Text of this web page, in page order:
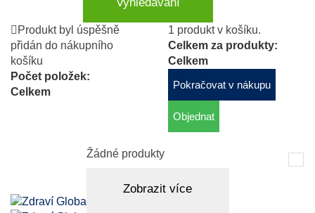
Košík
(prázdný)
Žádné produkty
Zobrazit více
Produkt byl úspěšně
přidán do nákupního
košíku
Počet položek:
Celkem
1 produkt v košíku.
Celkem za produkty:
Celkem
Pokračovat v nákupu
Objednat